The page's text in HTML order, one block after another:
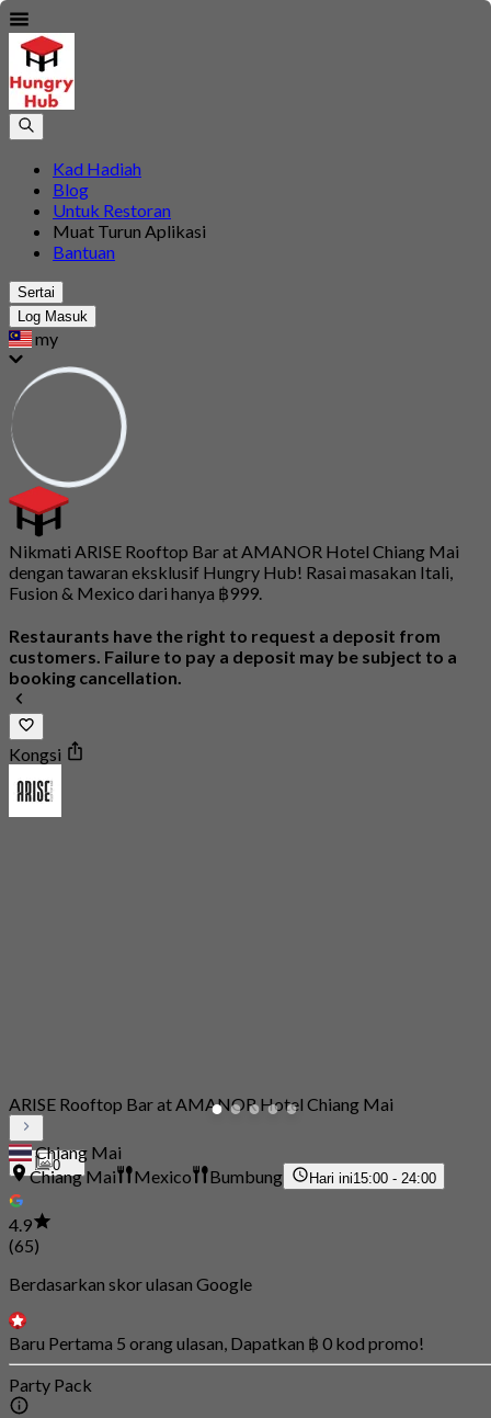
Kad Hadiah
Blog
Untuk Restoran
Muat Turun Aplikasi
Bantuan
Sertai
Log Masuk
my
Nikmati ARISE Rooftop Bar at AMANOR Hotel Chiang Mai
dengan tawaran eksklusif Hungry Hub! Rasai masakan Itali,
Fusion & Mexico dari hanya ฿999.
Restaurants have the right to request a deposit from
customers. Failure to pay a deposit may be subject to a
booking cancellation.
Kongsi
0
ARISE Rooftop Bar at AMANOR Hotel Chiang Mai
Chiang Mai
Chiang Mai
Mexico Bumbung Hari ini15:00 - 24:00
4.9
(65)
Berdasarkan skor ulasan Google
Baru Pertama 5 orang ulasan, Dapatkan ฿ 0 kod promo!
Party Pack